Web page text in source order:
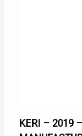
KERI – 2019